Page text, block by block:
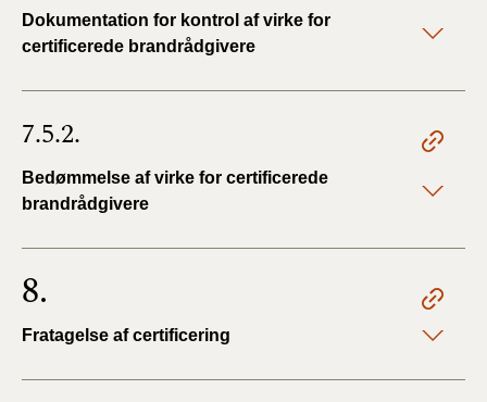
Dokumentation for kontrol af virke for
certificerede brandrådgivere
7.5.2.
Bedømmelse af virke for certificerede
brandrådgivere
8.
Fratagelse af certificering